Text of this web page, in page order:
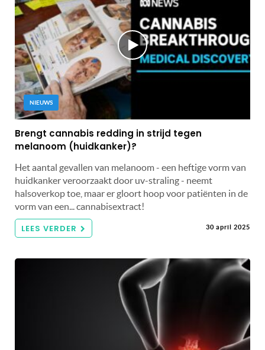
NIEUWS
Brengt cannabis redding in strijd tegen
melanoom (huidkanker)?
Het aantal gevallen van melanoom - een heftige vorm van
huidkanker veroorzaakt door uv-straling - neemt
halsoverkop toe, maar er gloort hoop voor patiënten in de
vorm van een... cannabisextract!
LEES VERDER 30 april 2025